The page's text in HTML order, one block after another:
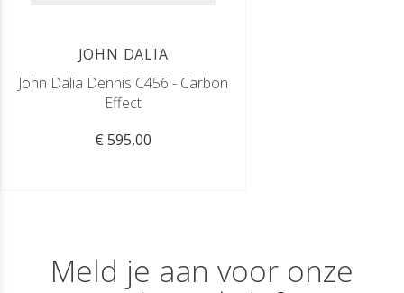
JOHN DALIA
John Dalia Dennis C456 - Carbon
Effect
€ 595,00
Meld je aan voor onze